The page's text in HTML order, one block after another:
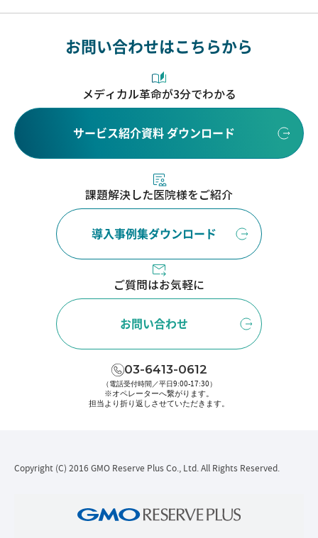
お問い合わせはこちらから
メディカル革命が3分でわかる
サービス紹介資料 ダウンロード
課題解決した医院様をご紹介
導入事例集ダウンロード
ご質問はお気軽に
お問い合わせ
03-6413-0612
（電話受付時間／平日9:00-17:30）
※オペレーターへ繋がります。
担当より折り返しさせていただきます。
Copyright (C) 2016 GMO Reserve Plus Co., Ltd. All Rights Reserved.